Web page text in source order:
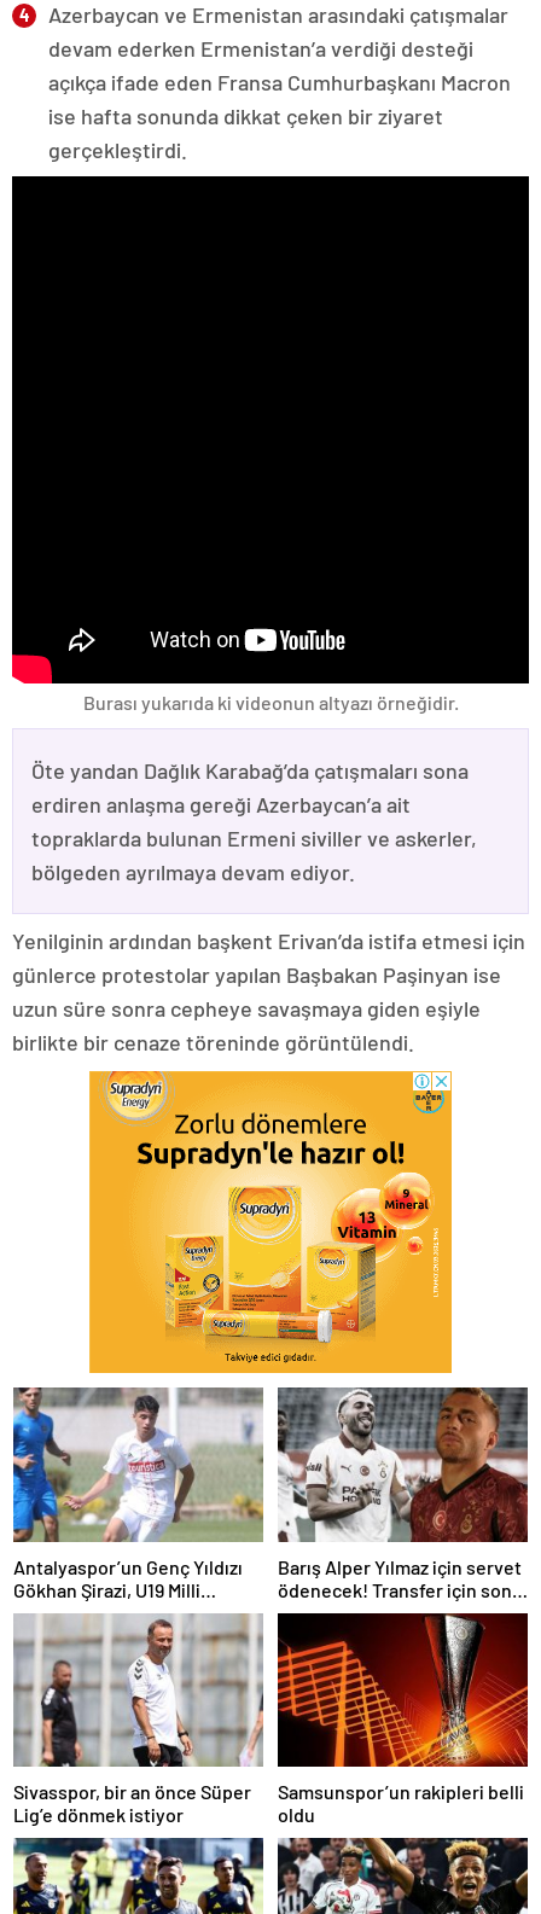
Azerbaycan ve Ermenistan arasındaki çatışmalar
devam ederken Ermenistan’a verdiği desteği
açıkça ifade eden Fransa Cumhurbaşkanı Macron
ise hafta sonunda dikkat çeken bir ziyaret
gerçekleştirdi.
Burası yukarıda ki videonun altyazı örneğidir.
Öte yandan Dağlık Karabağ’da çatışmaları sona
erdiren anlaşma gereği Azerbaycan’a ait
topraklarda bulunan Ermeni siviller ve askerler,
bölgeden ayrılmaya devam ediyor.
Yenilginin ardından başkent Erivan’da istifa etmesi için
günlerce protestolar yapılan Başbakan Paşinyan ise
uzun süre sonra cepheye savaşmaya giden eşiyle
birlikte bir cenaze töreninde görüntülendi.
Antalyaspor’un Genç Yıldızı
Gökhan Şirazi, U19 Milli
Takım’ın Radarında
Barış Alper Yılmaz için servet
ödenecek! Transfer için son
karar
Sivasspor, bir an önce Süper
Lig’e dönmek istiyor
Samsunspor’un rakipleri belli
oldu